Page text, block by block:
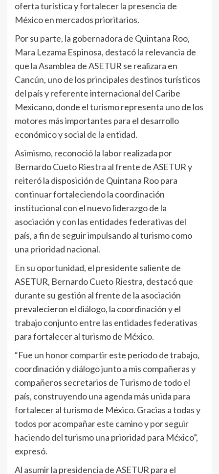
oferta turística y fortalecer la presencia de
México en mercados prioritarios.
Por su parte, la gobernadora de Quintana Roo,
Mara Lezama Espinosa, destacó la relevancia de
que la Asamblea de ASETUR se realizara en
Cancún, uno de los principales destinos turísticos
del país y referente internacional del Caribe
Mexicano, donde el turismo representa uno de los
motores más importantes para el desarrollo
económico y social de la entidad.
Asimismo, reconoció la labor realizada por
Bernardo Cueto Riestra al frente de ASETUR y
reiteró la disposición de Quintana Roo para
continuar fortaleciendo la coordinación
institucional con el nuevo liderazgo de la
asociación y con las entidades federativas del
país, a fin de seguir impulsando al turismo como
una prioridad nacional.
En su oportunidad, el presidente saliente de
ASETUR, Bernardo Cueto Riestra, destacó que
durante su gestión al frente de la asociación
prevalecieron el diálogo, la coordinación y el
trabajo conjunto entre las entidades federativas
para fortalecer al turismo de México.
“Fue un honor compartir este periodo de trabajo,
coordinación y diálogo junto a mis compañeras y
compañeros secretarios de Turismo de todo el
país, construyendo una agenda más unida para
fortalecer al turismo de México. Gracias a todas y
todos por acompañar este camino y por seguir
haciendo del turismo una prioridad para México”,
expresó.
Al asumir la presidencia de ASETUR para el